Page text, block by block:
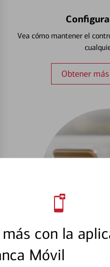
con la
Móvil
Vea cómo mantener el
Obtener